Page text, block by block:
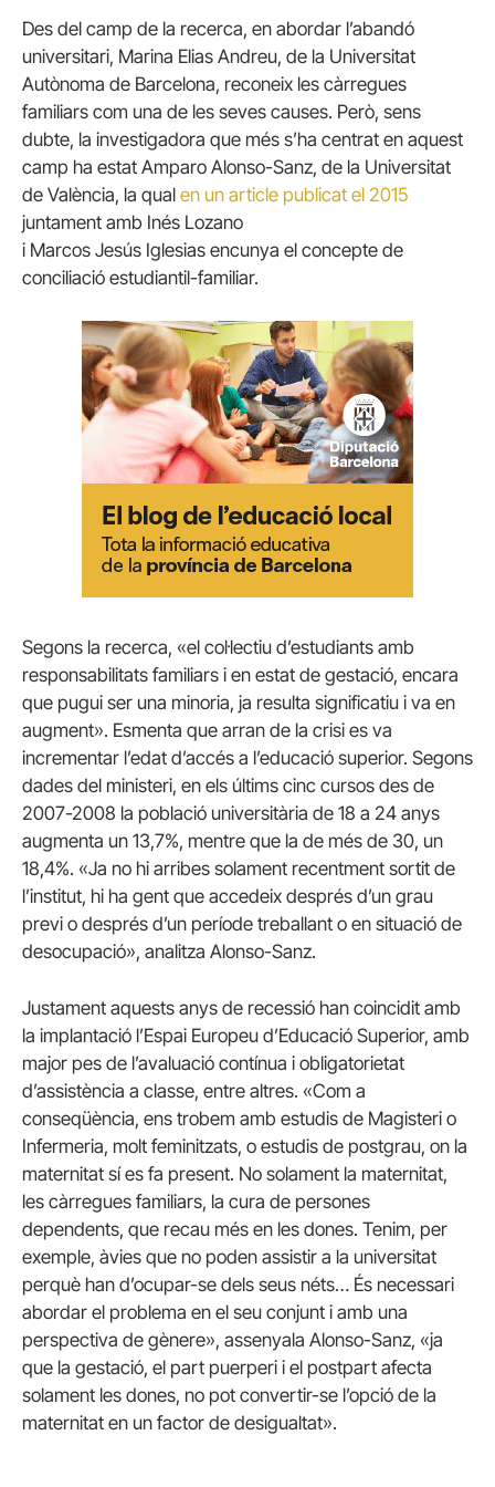
Des del camp de la recerca, en abordar l’abandó
universitari, Marina Elias Andreu, de la Universitat
Autònoma de Barcelona, reconeix les càrregues
familiars com una de les seves causes. Però, sens
dubte, la investigadora que més s’ha centrat en aquest
camp ha estat Amparo Alonso-Sanz, de la Universitat
de València, la qual en un article publicat el 2015
juntament amb Inés Lozano
i Marcos Jesús Iglesias encunya el concepte de
conciliació estudiantil-familiar.
Segons la recerca, «el col·lectiu d’estudiants amb
responsabilitats familiars i en estat de gestació, encara
que pugui ser una minoria, ja resulta significatiu i va en
augment». Esmenta que arran de la crisi es va
incrementar l’edat d’accés a l’educació superior. Segons
dades del ministeri, en els últims cinc cursos des de
2007-2008 la població universitària de 18 a 24 anys
augmenta un 13,7%, mentre que la de més de 30, un
18,4%. «Ja no hi arribes solament recentment sortit de
l’institut, hi ha gent que accedeix després d’un grau
previ o després d’un període treballant o en situació de
desocupació», analitza Alonso-Sanz.
Justament aquests anys de recessió han coincidit amb
la implantació l’Espai Europeu d’Educació Superior, amb
major pes de l’avaluació contínua i obligatorietat
d’assistència a classe, entre altres. «Com a
conseqüència, ens trobem amb estudis de Magisteri o
Infermeria, molt feminitzats, o estudis de postgrau, on la
maternitat síes fa present. No solament la maternitat,
les càrregues familiars, la cura de persones
dependents, que recau més en les dones. Tenim, per
exemple, àvies que no poden assistir a la universitat
perquè han d’ocupar-se dels seus néts… És necessari
abordar el problema en el seu conjunt i amb una
perspectiva de gènere», assenyala Alonso-Sanz, «ja
que la gestació, el part puerperi i el postpart afecta
solament les dones, no pot convertir-se l’opció de la
maternitat en un factor de desigualtat».